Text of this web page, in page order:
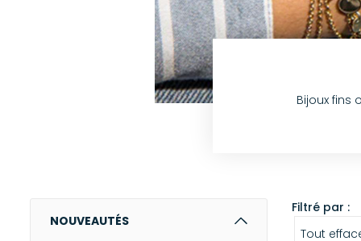
Bijoux fins
NOUVEAUTÉS
Filtré par :
Tout